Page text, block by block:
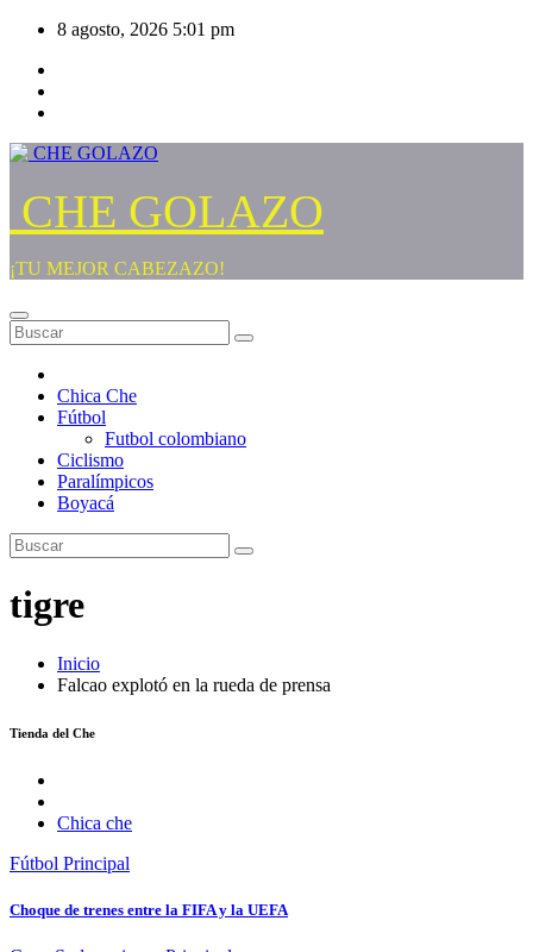
Saltar
contenido
8 agosto, 2026 5:01 pm
CHE GOLAZO
¡TU MEJOR CABEZAZO!
Chica Che
Fútbol
Futbol colombiano
Ciclismo
Paralímpicos
Boyacá
tigre
Inicio
Falcao explotó en la rueda de prensa
Tienda del Che
Chica che
Fútbol Principal
Choque de trenes entre la FIFA y la UEFA